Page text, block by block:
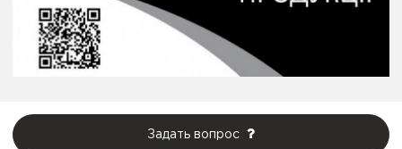
Задать вопрос